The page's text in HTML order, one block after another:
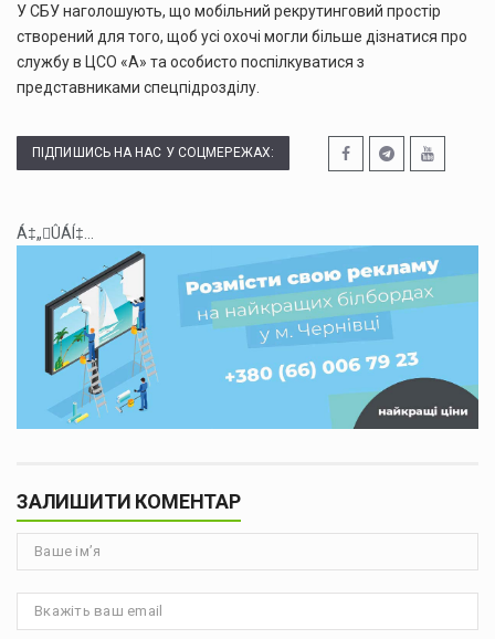
У СБУ наголошують, що мобільний рекрутинговий простір
створений для того, щоб усі охочі могли більше дізнатися про
службу в ЦСО «А» та особисто поспілкуватися з
представниками спецпідрозділу.
ПІДПИШИСЬ НА НАС У СОЦМЕРЕЖАХ:
Á‡„ÛÁÍ‡...
ЗАЛИШИТИ КОМЕНТАР